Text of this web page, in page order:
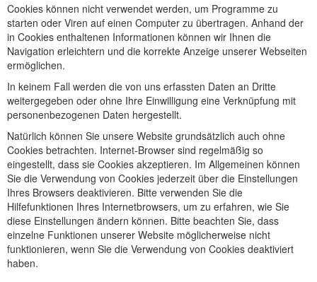
Cookies können nicht verwendet werden, um Programme zu
starten oder Viren auf einen Computer zu übertragen. Anhand der
in Cookies enthaltenen Informationen können wir Ihnen die
Navigation erleichtern und die korrekte Anzeige unserer Webseiten
ermöglichen.
In keinem Fall werden die von uns erfassten Daten an Dritte
weitergegeben oder ohne Ihre Einwilligung eine Verknüpfung mit
personenbezogenen Daten hergestellt.
Natürlich können Sie unsere Website grundsätzlich auch ohne
Cookies betrachten. Internet-Browser sind regelmäßig so
eingestellt, dass sie Cookies akzeptieren. Im Allgemeinen können
Sie die Verwendung von Cookies jederzeit über die Einstellungen
Ihres Browsers deaktivieren. Bitte verwenden Sie die
Hilfefunktionen Ihres Internetbrowsers, um zu erfahren, wie Sie
diese Einstellungen ändern können. Bitte beachten Sie, dass
einzelne Funktionen unserer Website möglicherweise nicht
funktionieren, wenn Sie die Verwendung von Cookies deaktiviert
haben.